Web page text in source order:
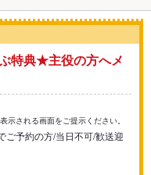
特典★主役の方へメ
示される画面をご提示ください。
ご予約の方/当日不可/歓送迎